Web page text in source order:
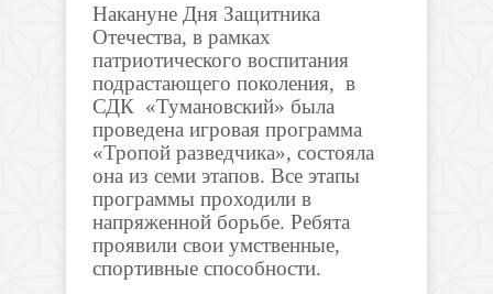
Накануне Дня Защитника
Отечества, в рамках
патриотического воспитания
подрастающего поколения, в
СДК «Тумановский» была
проведена игровая программа
«Тропой разведчика», состояла
она из семи этапов. Все этапы
программы проходили в
напряженной борьбе. Ребята
проявили свои умственные,
спортивные способности.